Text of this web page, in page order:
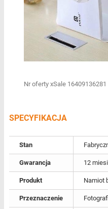
Nr oferty xSale 16409136281
SPECYFIKACJA
Stan
Gwarancja 12
Produkt Namiot
Przeznaczenie